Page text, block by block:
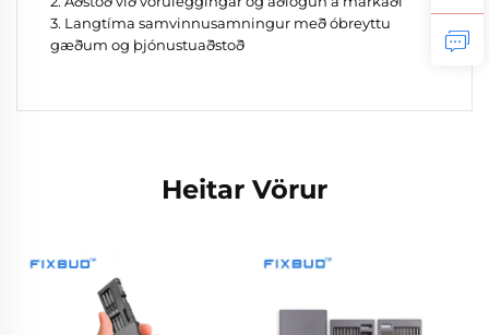
3. Langtíma samvinnusamningur með óbreyttu
gæðum og þjónustuaðstoð
Heitar Vörur